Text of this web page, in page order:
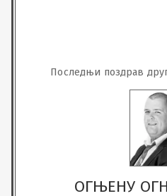
Последњи поздрав
ОГЊЕНУ